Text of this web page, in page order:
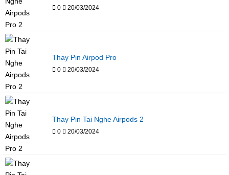
0 20/03/2024
Thay Pin Airpod Pro
0 20/03/2024
Thay Pin Tai Nghe Airpods 2
0 20/03/2024